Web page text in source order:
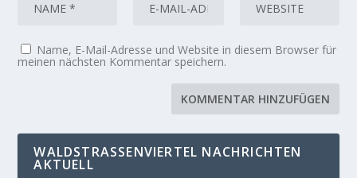
Name, E-Mail-Adresse und Website in diesem Browser für
meinen nächsten Kommentar speichern.
WALDSTRASSENVIERTEL NACHRICHTEN A
KTUELL